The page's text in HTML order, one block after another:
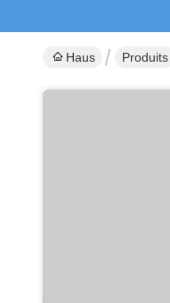
Haus Produits